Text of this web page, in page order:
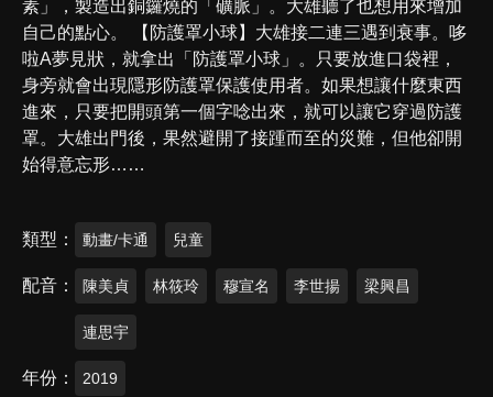
素」，製造出銅鑼燒的「礦脈」。大雄聽了也想用來增加
自己的點心。 【防護罩小球】大雄接二連三遇到衰事。哆
啦A夢見狀，就拿出「防護罩小球」。只要放進口袋裡，
身旁就會出現隱形防護罩保護使用者。如果想讓什麼東西
進來，只要把開頭第一個字唸出來，就可以讓它穿過防護
罩。大雄出門後，果然避開了接踵而至的災難，但他卻開
始得意忘形……
類型 動畫/卡通 兒童
配音 陳美貞 林筱玲 穆宣名 李世揚 梁興昌
連思宇
年份 2019